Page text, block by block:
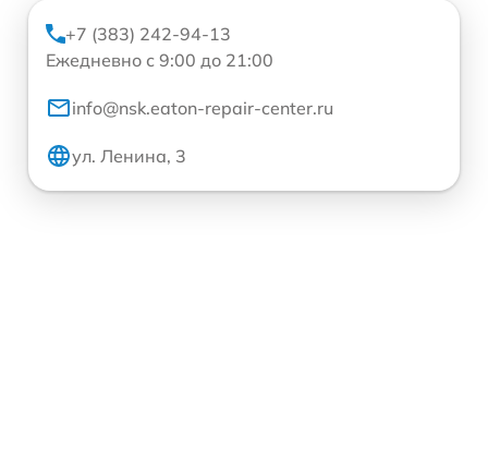
+7 (383) 242-94-13
Ежедневно с 9:00 до 21:00
info@nsk.eaton-repair-center.ru
ул. Ленина, 3